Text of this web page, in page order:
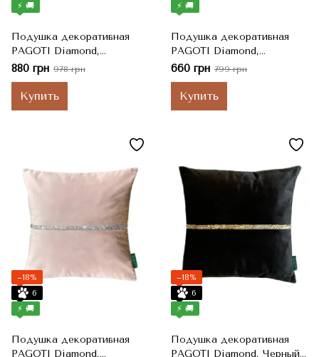
⚡ 🚚
Подушка декоративная
PAGOTI Diamond,
Антрацит, Серебряно-
золотистые стразы, 40x60
см
880 грн 978 грн
Купить
⚡ 🚚
Подушка декоративная
PAGOTI Diamond,
Молочный, Серебряно-
золотистые стразы, 40x40
см
660 грн 799 грн
Купить
−18%
6
⚡ 🚚
Подушка декоративная
PAGOTI Diamond,
−18%
6
⚡ 🚚
Подушка декоративная
PAGOTI Diamond, Черный,